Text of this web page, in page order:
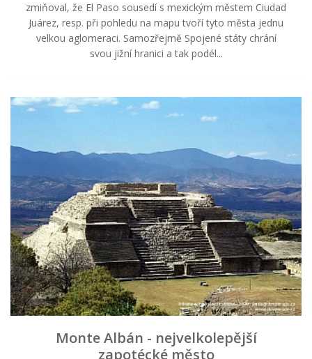
zmiňoval, že El Paso sousedí s mexickým městem Ciudad
Juárez, resp. při pohledu na mapu tvoří tyto města jednu
velkou aglomeraci. Samozřejmě Spojené státy chrání
svou jižní hranici a tak podél...
Monte Albán - nejvelkolepější
zapotécké město